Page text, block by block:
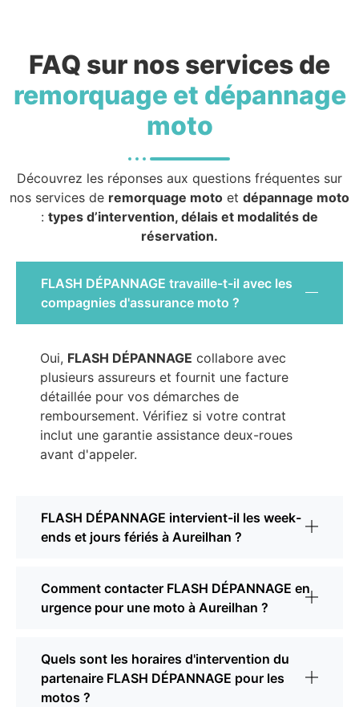
FAQ sur nos services de
remorquage et dépannage
moto
Découvrez les réponses aux questions fréquentes sur
nos services de remorquage moto et dépannage moto
: types d’intervention, délais et modalités de
réservation.
FLASH DÉPANNAGE travaille-t-il avec les
compagnies d'assurance moto ?
Oui, FLASH DÉPANNAGE collabore avec
plusieurs assureurs et fournit une facture
détaillée pour vos démarches de
remboursement. Vérifiez si votre contrat
inclut une garantie assistance deux-roues
avant d'appeler.
FLASH DÉPANNAGE intervient-il les week-
ends et jours fériés à Aureilhan ?
Comment contacter FLASH DÉPANNAGE en
urgence pour une moto à Aureilhan ?
Quels sont les horaires d'intervention du
partenaire FLASH DÉPANNAGE pour les
motos ?